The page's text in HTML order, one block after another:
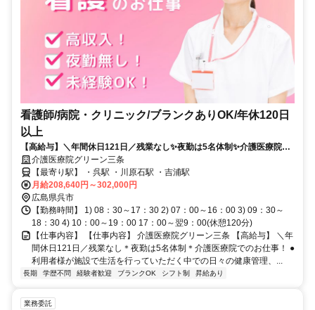
看護師/病院・クリニック/ブランクありOK/年休120日
以上
【高給与】＼年間休日121日／残業なし✨夜勤は5名体制✨介護医療院で
のお仕事❗️
介護医療院グリーン三条
【最寄り駅】 ・呉駅 ・川原石駅 ・吉浦駅
月給208,640円～302,000円
広島県呉市
【勤務時間】 1) 08：30～17：30 2) 07：00～16：00 3) 09：30～
18：30 4) 10：00～19：00 17：00～翌9：00(休憩120分)
【仕事内容】 【仕事内容】 介護医療院グリーン三条 【高給与】 ＼年
間休日121日／残業なし＊夜勤は5名体制＊介護医療院でのお仕事！ ●
利用者様が施設で生活を行っていただく中での日々の健康管理、...
長期 学歴不問 経験者歓迎 ブランクOK シフト制 昇給あり
業務委託